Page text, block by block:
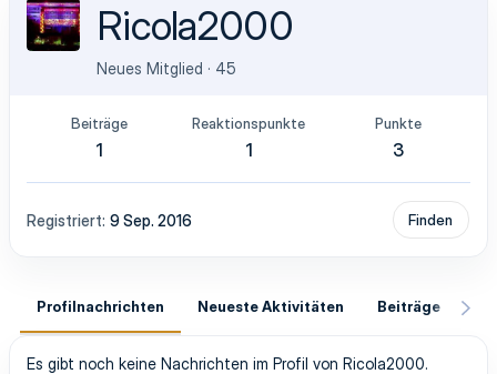
Ricola2000
Neues Mitglied · 45
Beiträge
1
Reaktionspunkte
1
Punkte
3
Registriert 9 Sep. 2016 Finden
Profilnachrichten Neueste Aktivitäten Beiträge
Es gibt noch keine Nachrichten im Profil von Ricola2000.